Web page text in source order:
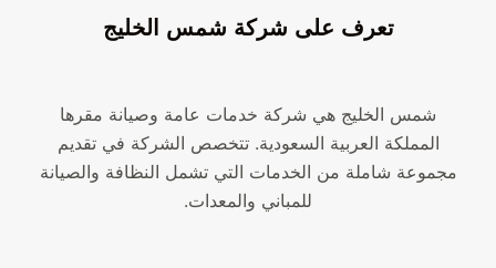
تعرف على شركة شمس الخليج
شمس الخليج هي شركة خدمات عامة وصيانة مقرها
المملكة العربية السعودية. تتخصص الشركة في تقديم
مجموعة شاملة من الخدمات التي تشمل النظافة والصيانة
للمباني والمعدات.